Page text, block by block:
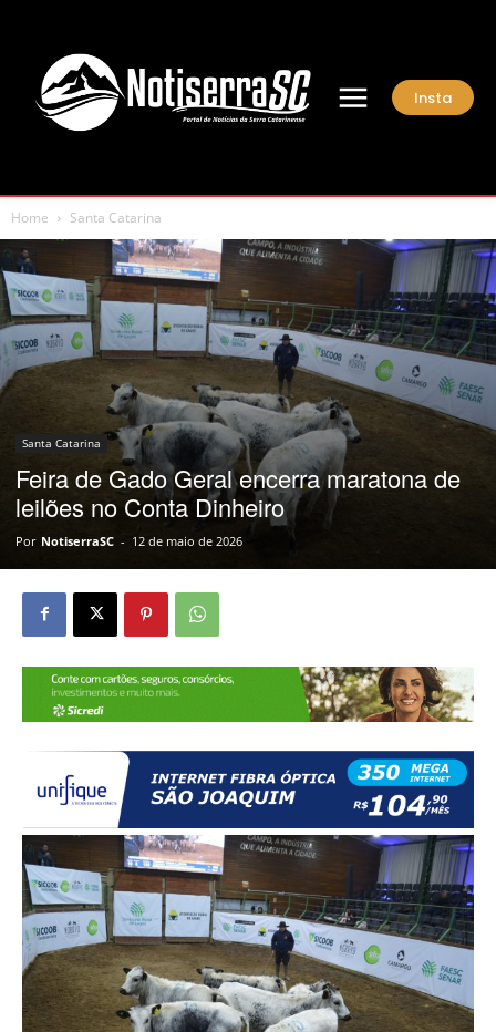
Insta
Home Santa Catarina
Santa Catarina
Feira de Gado Geral encerra maratona de
leilões no Conta Dinheiro
Por NotiserraSC - 12 de maio de 2026